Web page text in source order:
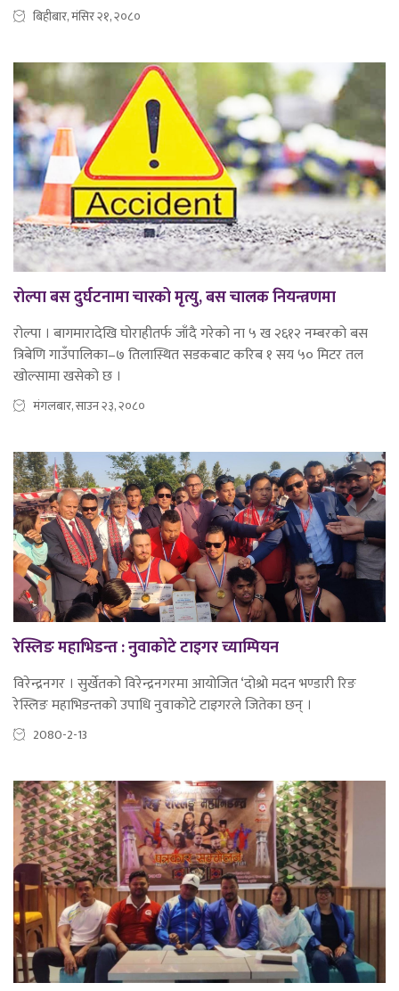
बिहीबार, मंसिर २१, २०८०
रोल्पा बस दुर्घटनामा चारको मृत्यु, बस चालक नियन्त्रणमा
रोल्पा । बागमारादेखि घोराहीतर्फ जाँदै गरेको ना ५ ख २६१२ नम्बरको बस
त्रिबेणि गाउँपालिका–७ तिलास्थित सडकबाट करिब १ सय ५० मिटर तल
खोल्सामा खसेको छ ।
मंगलबार, साउन २३, २०८०
रेस्लिङ महाभिडन्त : नुवाकोटे टाइगर च्याम्पियन
विरेन्द्रनगर । सुर्खेतको विरेन्द्रनगरमा आयोजित ‘दोश्रो मदन भण्डारी रिङ
रेस्लिङ महाभिडन्तको उपाधि नुवाकोटे टाइगरले जितेका छन् ।
2080-2-13